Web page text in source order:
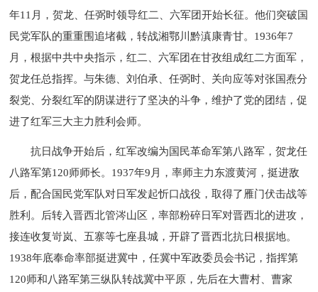
年11月，贺龙、任弼时领导红二、六军团开始长征。他们突破国
民党军队的重重围追堵截，转战湘鄂川黔滇康青甘。1936年7
月，根据中共中央指示，红二、六军团在甘孜组成红二方面军，
贺龙任总指挥。与朱德、刘伯承、任弼时、关向应等对张国焘分
裂党、分裂红军的阴谋进行了坚决的斗争，维护了党的团结，促
进了红军三大主力胜利会师。
抗日战争开始后，红军改编为国民革命军第八路军，贺龙任
八路军第120师师长。1937年9月，率师主力东渡黄河，挺进敌
后，配合国民党军队对日军发起忻口战役，取得了雁门伏击战等
胜利。后转入晋西北管涔山区，率部粉碎日军对晋西北的进攻，
接连收复岢岚、五寨等七座县城，开辟了晋西北抗日根据地。
1938年底奉命率部挺进冀中，任冀中军政委员会书记，指挥第
120师和八路军第三纵队转战冀中平原，先后在大曹村、曹家